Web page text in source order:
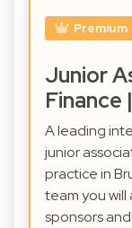
Premium
Junior
Finance
A leading
junior
practice in
team you will
sponsors